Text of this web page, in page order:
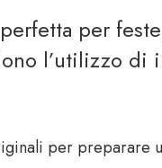
per
l’utilizzo
per